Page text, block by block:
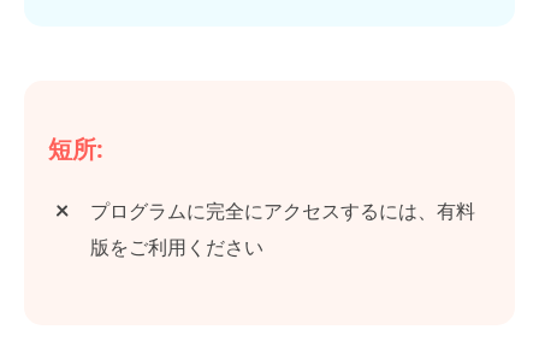
短所:
プログラムに完全にアクセスするには、有料
版をご利用ください